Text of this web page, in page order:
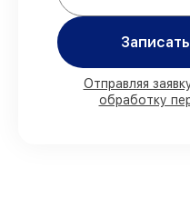
80%
заказов
личного
складе в
оперативно
Отправляя
обработку